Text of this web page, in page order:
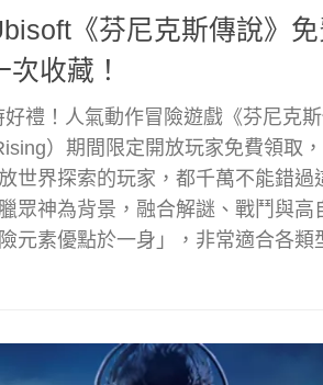
《芬尼克斯傳說》免
收藏！
禮！人氣動作冒險遊戲《芬尼克斯
）期間限定開放玩家免費領取
世界探索的玩家，都千萬不能錯過
眾神為背景，融合解謎、戰鬥與高
元素優點於一身」，非常適合各類